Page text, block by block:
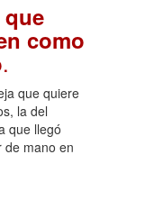
como
.
que quiere
la del
que llegó
de mano en